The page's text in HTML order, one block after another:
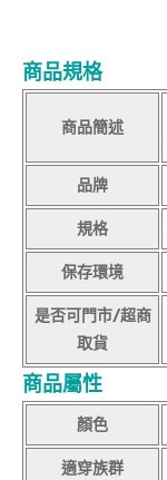
商品規格
商品簡述
品牌
規格
保存環境
是否可門市/超商
取貨
商品屬性
顏色
適穿族群